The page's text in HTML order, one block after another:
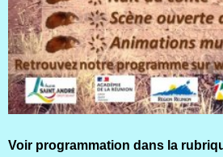
Voir programmation dans la